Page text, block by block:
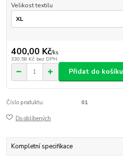
Velikost textilu
400,00 Kč/ks
330,58 Kč bez DPH
Přidat do košíku
Číslo produktu: 01
Do oblíbených
Kompletní specifikace